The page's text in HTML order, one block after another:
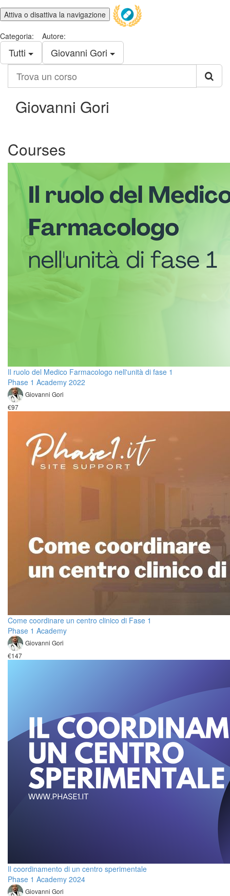
Attiva o disattiva la navigazione
Categoria:
Tutti
Autore:
Giovanni Gori
corso
Giovanni Gori
Courses
Il ruolo del Medico Farmacologo nell'unità di fase 1
Phase 1 Academy 2022
Giovanni Gori
€97
Come coordinare un centro clinico di Fase 1
Phase 1 Academy
Giovanni Gori
€147
Il coordinamento di un centro sperimentale
Phase 1 Academy 2024
Giovanni Gori